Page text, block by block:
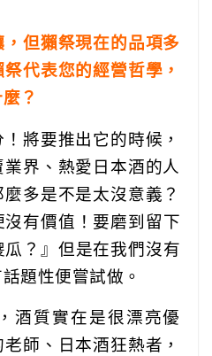
但獺祭現在的品項多
代表您的經營哲學，
？
將要推出它的時候，
界、熱愛日本酒的人
多是不是太沒意義？
有價值！要磨到留下
？』但是在我們沒有
題性便嘗試做。
酒質實在是很漂亮優
師、日本酒狂熱者，